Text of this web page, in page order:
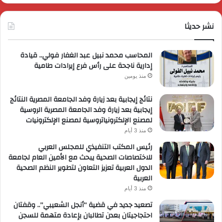
عروضاً
ترويجية
حصرية
نشر حديثا
المحاسب محمد نبيل عبد الغفار فولي.. قيادة
إدارية ناجحة على رأس فرع إيرادات طامية
منذ يومين
نتائج إيجابية بعد زيارة وفد الجامعة المصرية النتائج
إيجابية بعد زيارة وفد الجامعة المصرية الروسية
لمصنع الإلكترونياتروسية لمصنع الإلكترونيات
منذ 3 أيام
رئيس المكتب التنفيذي للمجلس العربي
للاختصاصات الصحية يبحث مع الأمين العام لجامعة
الدول العربية تعزيز التعاون لتطوير النظم الصحية
العربية
منذ 3 أيام
تصعيد جديد في قضية “أنجل الشعيبي”.. وقفتان
احتجاجيتان بعدن تطالبان بإعادة متهمة للسجن